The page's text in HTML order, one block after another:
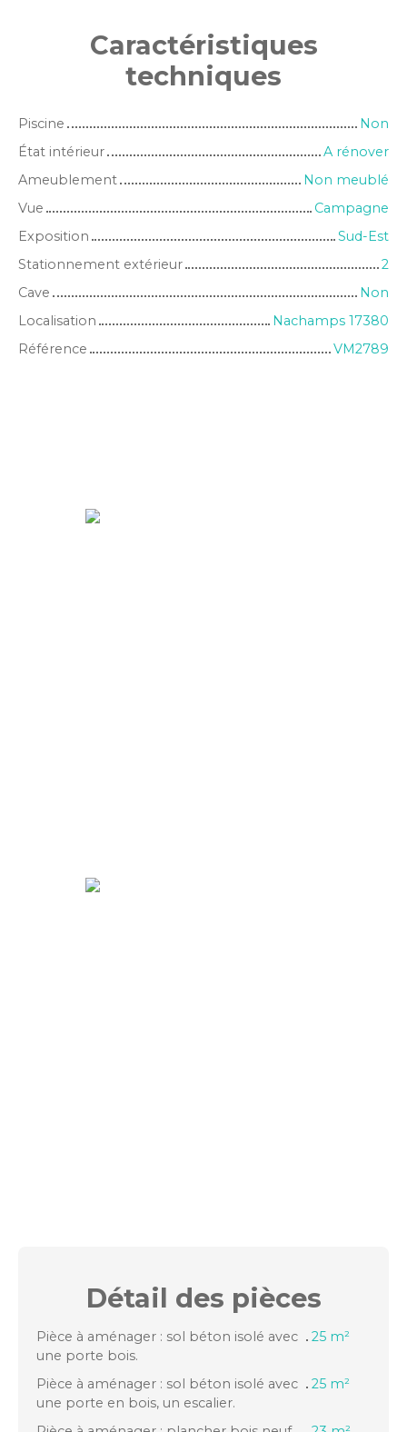
Caractéristiques
techniques
Piscine
Non
État intérieur
A rénover
Ameublement
Non meublé
Vue
Campagne
Exposition
Sud-Est
Stationnement extérieur
2
Cave
Non
Localisation
Nachamps 17380
Référence
VM2789
Détail des pièces
Pièce à aménager : sol béton isolé avec
une porte bois.
25 m²
Pièce à aménager : sol béton isolé avec
une porte en bois, un escalier.
25 m²